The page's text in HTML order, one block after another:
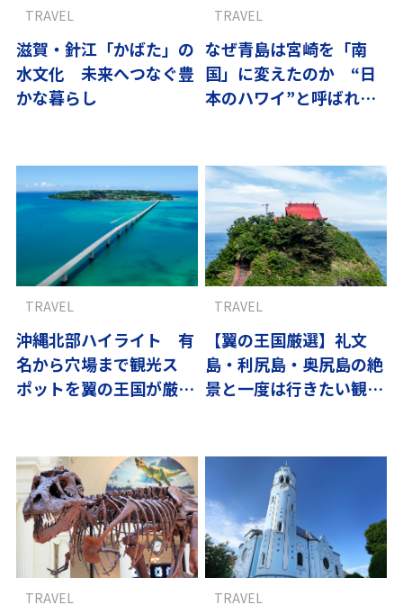
滋賀・針江「かばた」の
水文化 未来へつなぐ豊
かな暮らし
TRAVEL
なぜ青島は宮崎を「南
国」に変えたのか “日
本のハワイ”と呼ばれる
TRAVEL
沖縄北部ハイライト 有
名から穴場まで観光ス
ポットを翼の王国が厳選
TRAVEL
【翼の王国厳選】礼文
島・利尻島・奥尻島の絶
景と一度は行きたい観光
TRAVEL
TRAVEL TRAVEL